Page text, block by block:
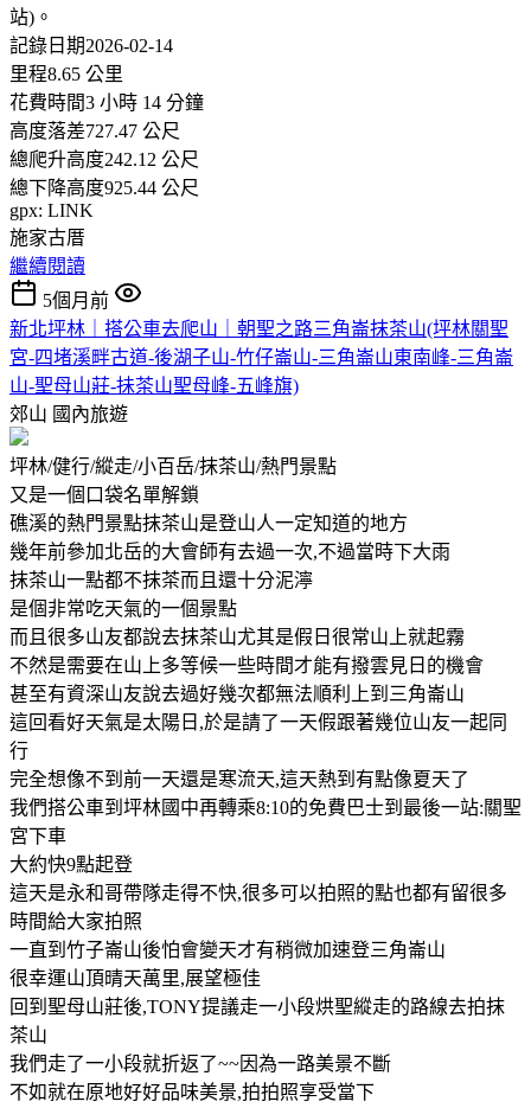
站)。
記錄日期2026-02-14
里程8.65 公里
花費時間3 小時 14 分鐘
高度落差727.47 公尺
總爬升高度242.12 公尺
總下降高度925.44 公尺
gpx: LINK
施家古厝
繼續閱讀
5個月前
新北坪林｜搭公車去爬山｜朝聖之路三角崙抹茶山(坪林關聖
宮-四堵溪畔古道-後湖子山-竹仔崙山-三角崙山東南峰-三角崙
山-聖母山莊-抺茶山聖母峰-五峰旗)
郊山 國內旅遊
坪林/健行/縱走/小百岳/抹茶山/熱門景點
又是一個口袋名單解鎖
礁溪的熱門景點抹茶山是登山人一定知道的地方
幾年前參加北岳的大會師有去過一次,不過當時下大雨
抹茶山一點都不抹茶而且還十分泥濘
是個非常吃天氣的一個景點
而且很多山友都說去抹茶山尤其是假日很常山上就起霧
不然是需要在山上多等候一些時間才能有撥雲見日的機會
甚至有資深山友說去過好幾次都無法順利上到三角崙山
這回看好天氣是太陽日,於是請了一天假跟著幾位山友一起同
行
完全想像不到前一天還是寒流天,這天熱到有點像夏天了
我們搭公車到坪林國中再轉乘8:10的免費巴士到最後一站:關聖
宮下車
大約快9點起登
這天是永和哥帶隊走得不快,很多可以拍照的點也都有留很多
時間給大家拍照
一直到竹子崙山後怕會變天才有稍微加速登三角崙山
很幸運山頂晴天萬里,展望極佳
回到聖母山莊後,TONY提議走一小段烘聖縱走的路線去拍抹
茶山
我們走了一小段就折返了~~因為一路美景不斷
不如就在原地好好品味美景,拍拍照享受當下